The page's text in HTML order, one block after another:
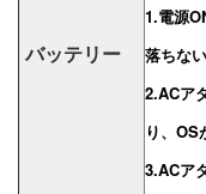
バッテリー
1.電源
落ちない
2.ACア
り、OS
3.ACア